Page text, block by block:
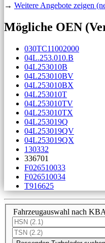
→ Weitere Angebote zeigen
Mögliche OEN
030TC11002000
04L.253.010.B
04L253010B
04L253010BV
04L253010BX
04L253010T
04L253010TV
04L253010TX
04L253019Q
04L253019QV
04L253019QX
130332
336701
F026510033
F026510034
T916625
Fahrzeugauswahl nach